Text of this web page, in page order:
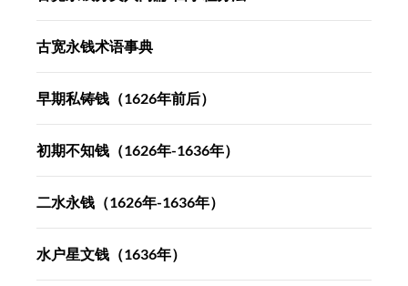
古宽永钱术语事典
早期私铸钱（1626年前后）
初期不知钱（1626年-1636年）
二水永钱（1626年-1636年）
水户星文钱（1636年）